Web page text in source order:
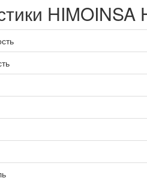
HIMOINSA